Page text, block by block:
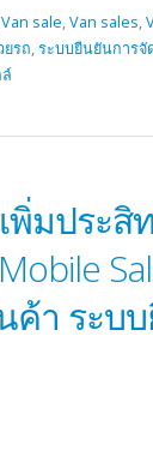
Van sale,Van sales,
รถ,ระบบยืนยันการจั
พิ่มปร
ค้า ระบ